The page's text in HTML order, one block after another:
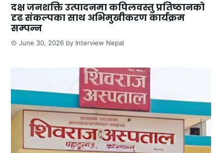
दक्ष जनशक्ति उत्पादनमा कपिलवस्तु प्रतिष्ठानको
दृढ संकल्पका साथ अभिमुखीकरण कार्यक्रम
सम्पन्न
June 30, 2026 by Interview Nepal